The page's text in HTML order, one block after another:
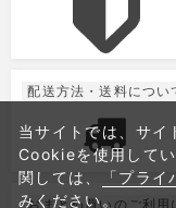
配送方法・送料につい
おまとめ買いのご利用
当サイトでは、サイ
Cookieを使用して
関しては、
「プライ
みください。